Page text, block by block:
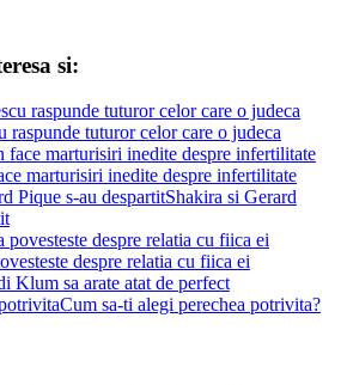
si:
raspunde tuturor celor care o judeca
marturisiri inedite despre infertilitate
Shakira si Gerard
despre relatia cu fiica ei
Klum sa arate atat de perfect
Cum sa-ti alegi perechea potrivita?